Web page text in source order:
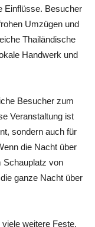
Einflüsse. Besucher
Umzügen und
Thailändische
Handwerk und
Besucher zum
Veranstaltung ist
sondern auch für
die Nacht über
Schauplatz von
ganze Nacht über
weitere Feste,